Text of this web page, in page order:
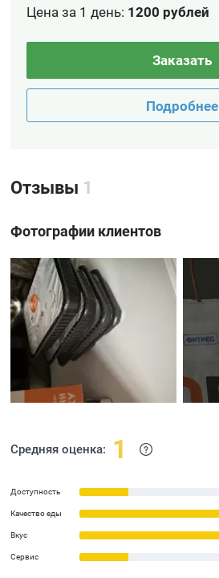
Цена за 1 день: 1200 рублей
Заказать
Подробнее
Отзывы 1
Фотографии клиентов
Средняя оценка: 1
Доступность
Качество еды
Вкус
Сервис